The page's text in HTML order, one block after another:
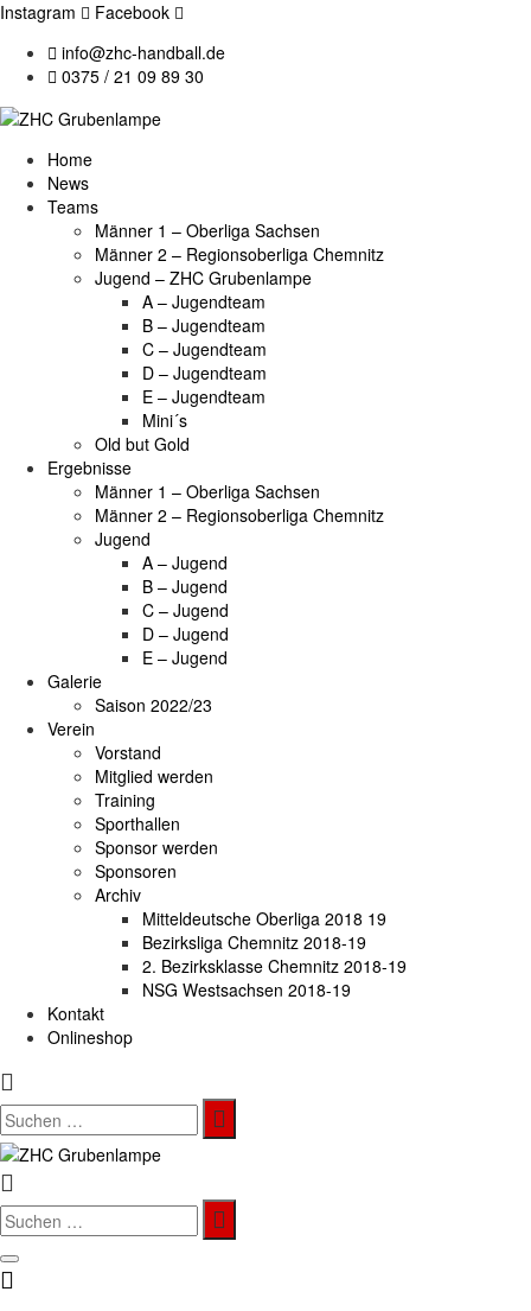
Instagram
Facebook
info@zhc-handball.de
0375 / 21 09 89 30
Home
News
Teams
Männer 1 – Oberliga Sachsen
Männer 2 – Regionsoberliga Chemnitz
Jugend – ZHC Grubenlampe
A – Jugendteam
B – Jugendteam
C – Jugendteam
D – Jugendteam
E – Jugendteam
Mini´s
Old but Gold
Ergebnisse
Männer 1 – Oberliga Sachsen
Männer 2 – Regionsoberliga Chemnitz
Jugend
A – Jugend
B – Jugend
C – Jugend
D – Jugend
E – Jugend
Galerie
Saison 2022/23
Verein
Vorstand
Mitglied werden
Training
Sporthallen
Sponsor werden
Sponsoren
Archiv
Mitteldeutsche Oberliga 2018 19
Bezirksliga Chemnitz 2018-19
2. Bezirksklasse Chemnitz 2018-19
NSG Westsachsen 2018-19
Kontakt
Onlineshop
Search
for:
Search
for: